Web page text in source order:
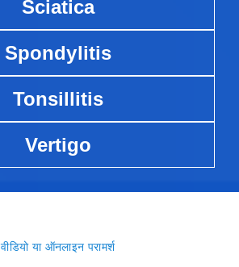
Sciatica
Spondylitis
Tonsillitis
Vertigo
वीडियो या ऑनलाइन परामर्श